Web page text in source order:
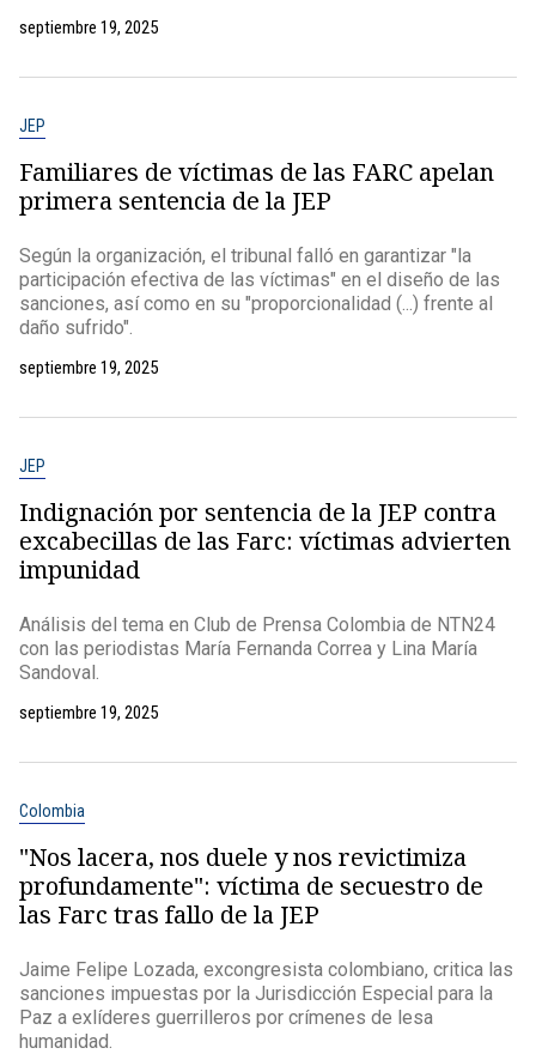
septiembre 19, 2025
JEP
Familiares de víctimas de las FARC apelan
primera sentencia de la JEP
Según la organización, el tribunal falló en garantizar "la
participación efectiva de las víctimas" en el diseño de las
sanciones, así como en su "proporcionalidad (...) frente al
daño sufrido".
septiembre 19, 2025
JEP
Indignación por sentencia de la JEP contra
excabecillas de las Farc: víctimas advierten
impunidad
Análisis del tema en Club de Prensa Colombia de NTN24
con las periodistas María Fernanda Correa y Lina María
Sandoval.
septiembre 19, 2025
Colombia
"Nos lacera, nos duele y nos revictimiza
profundamente": víctima de secuestro de
las Farc tras fallo de la JEP
Jaime Felipe Lozada, excongresista colombiano, critica las
sanciones impuestas por la Jurisdicción Especial para la
Paz a exlíderes guerrilleros por crímenes de lesa
humanidad.